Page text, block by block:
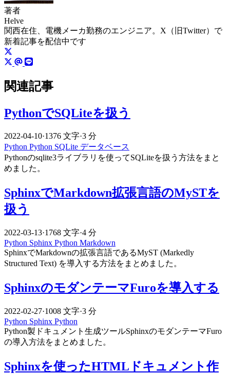
著者
Helve
関西在住、電機メーカ勤務のエンジニア。X（旧Twitter）で
新着記事を配信中です
関連記事
PythonでSQLiteを扱う
2022-04-10·1376 文字·3 分
Python Python SQLite データベース
Pythonのsqlite3ライブラリを使ってSQLiteを扱う方法をまと
めました。
SphinxでMarkdown拡張言語のMySTを
扱う
2022-03-13·1768 文字·4 分
Python Sphinx Python Markdown
SphinxでMarkdownの拡張言語であるMyST (Markedly
Structured Text) を導入する方法をまとめました。
SphinxのモダンテーマFuroを導入する
2022-02-27·1008 文字·3 分
Python Sphinx Python
Python製ドキュメント生成ツールSphinxのモダンテーマFuro
の導入方法をまとめました。
Sphinxを使ったHTMLドキュメント作